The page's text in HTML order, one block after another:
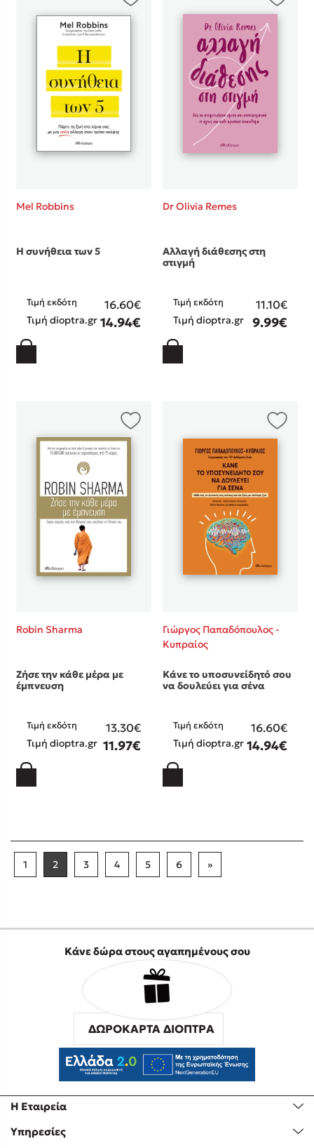
Mel Robbins
Η συνήθεια των 5
Τιμή εκδότη 16.60€
Τιμή dioptra.gr 14.94€
Dr Olivia Remes
Αλλαγή διάθεσης στη
στιγμή
Τιμή εκδότη 11.10€
Τιμή dioptra.gr 9.99€
Robin Sharma
Ζήσε την κάθε μέρα με
έμπνευση
Τιμή εκδότη 13.30€
Τιμή dioptra.gr 11.97€
Γιώργος Παπαδόπουλος -
Κυπραίος
Κάνε το υποσυνείδητό σου
να δουλεύει για σένα
Τιμή εκδότη 16.60€
Τιμή dioptra.gr 14.94€
1 2 3 4 5 6 »
Η Εταιρεία
Υπηρεσίες
Κάνε δώρα στους αγαπημένους σου
ΔΩΡΟΚΑΡΤΑ ΔΙΟΠΤΡΑ